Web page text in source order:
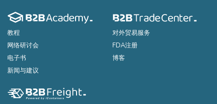
教程
网络研讨会
电子书
新闻与建议
对外贸易服务
FDA注册
博客